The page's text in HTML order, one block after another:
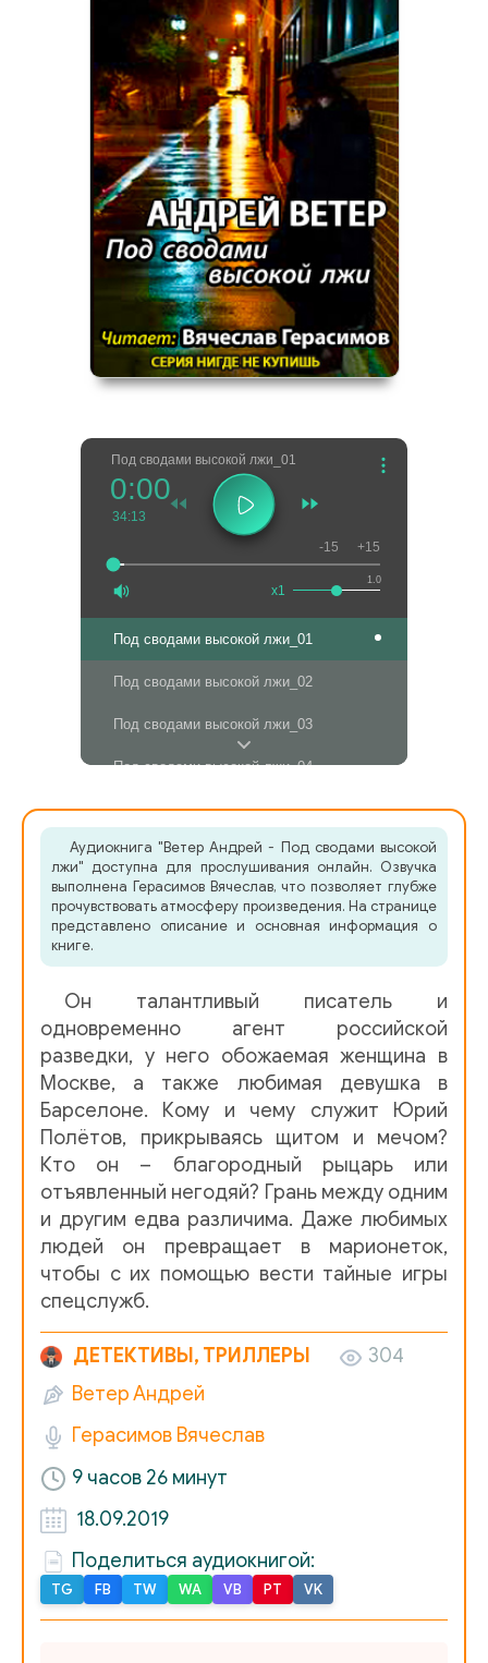
Под сводами высокой лжи_01
0:00
34:13
1.0
x1
-15 +15
Под сводами высокой лжи_01
Под сводами высокой лжи_02
Под сводами высокой лжи_03
Под сводами высокой лжи_04
Под сводами высокой лжи_05
Под сводами высокой лжи_06
Под сводами высокой лжи_07
Под сводами высокой лжи_10
Под сводами высокой лжи_11
Под сводами высокой лжи_12
Под сводами высокой лжи_13
Под сводами высокой лжи_14
Под сводами высокой лжи_15
Под сводами высокой лжи_16
Под сводами высокой лжи_18
Под сводами высокой лжи_19
Под сводами высокой лжи_20
Под сводами высокой лжи_21
Под сводами высокой лжи_23
Аудиокнига "Ветер Андрей - Под сводами высокой
лжи" доступна для прослушивания онлайн. Озвучка
выполнена Герасимов Вячеслав, что позволяет глубже
прочувствовать атмосферу произведения. На странице
представлено описание и основная информация о
книге.
Он талантливый писатель и
одновременно агент российской
разведки, у него обожаемая женщина в
Москве, а также любимая девушка в
Барселоне. Кому и чему служит Юрий
Полётов, прикрываясь щитом и мечом?
Кто он – благородный рыцарь или
отъявленный негодяй? Грань между одним
и другим едва различима. Даже любимых
людей он превращает в марионеток,
чтобы с их помощью вести тайные игры
спецслужб.
ДЕТЕКТИВЫ, ТРИЛЛЕРЫ
304
Ветер Андрей
Герасимов Вячеслав
9 часов 26 минут
18.09.2019
Поделиться аудиокнигой:
TG FB TW WA VB PT VK